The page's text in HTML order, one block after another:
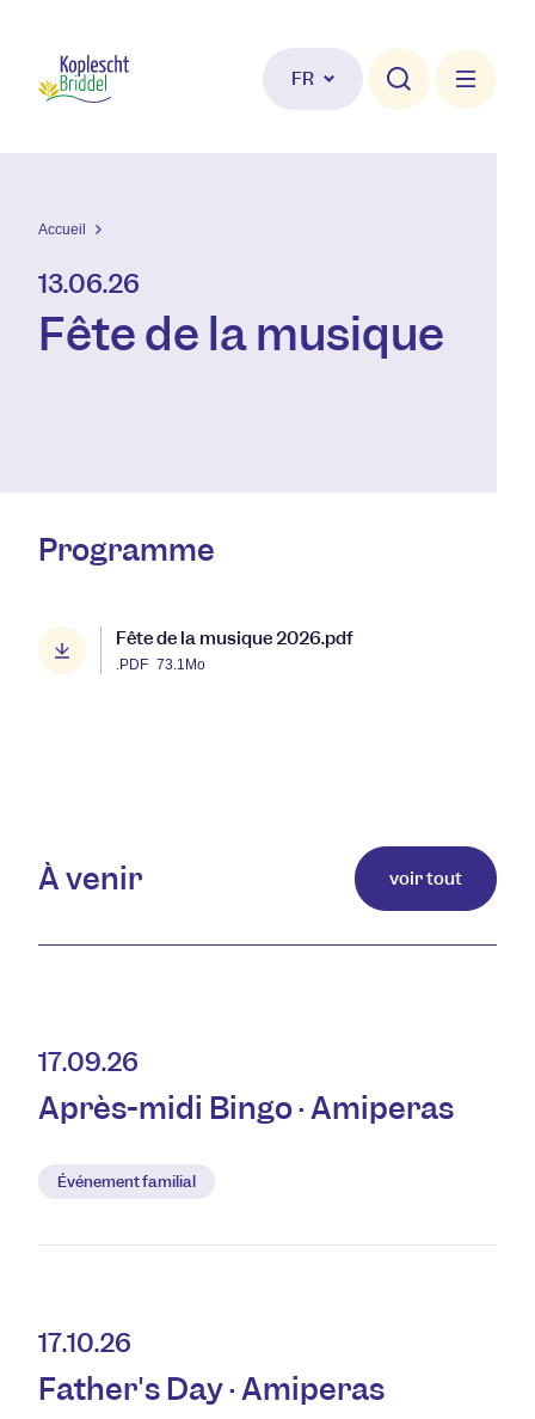
FR
Accueil
13.06.26
Fête de la musique
Programme
Fête de la musique 2026.pdf
.PDF 73.1Mo
À venir voir tout
17.09.26
Après-midi Bingo · Amiperas
Événement familial
17.10.26
Father's Day · Amiperas